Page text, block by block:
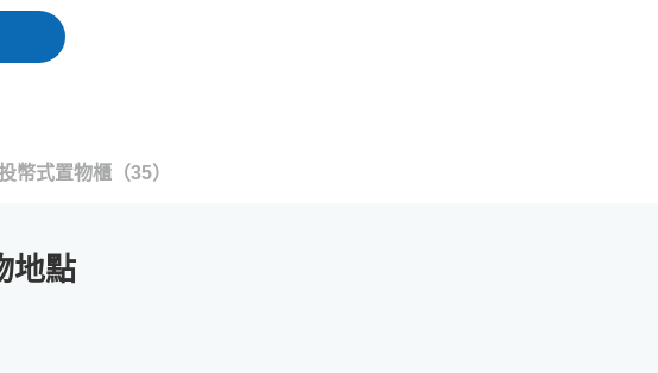
backward
interact
select
the
幣式置物櫃（35）
地點